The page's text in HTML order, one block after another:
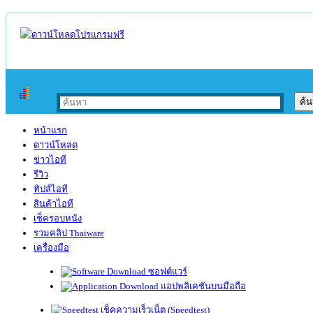
หน้าแรก
ดาวน์โหลด
ข่าวไอที
รีวิว
ทิปส์ไอที
สินค้าไอที
เช็ครอบหนัง
รวมคลิป Thaiware
เครื่องมือ
ซอฟต์แวร์
แอปพลิเคชันบนมือถือ
เช็คความเร็วเน็ต (Speedtest)